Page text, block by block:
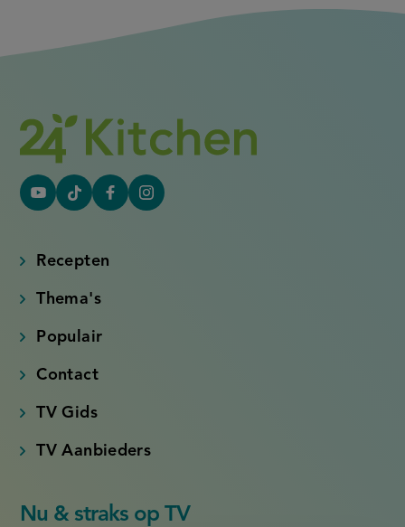
YouTube
link)
Tiktok
link)
FacebookInstagram
Recepten
Thema's
Populair
Contact
TV Gids
TV Aanbieders
Nu & straks op TV